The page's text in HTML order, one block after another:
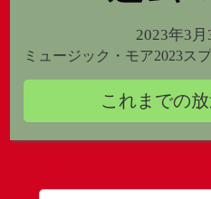
2023年3月
ミュージック・モア2023ス
これまでの